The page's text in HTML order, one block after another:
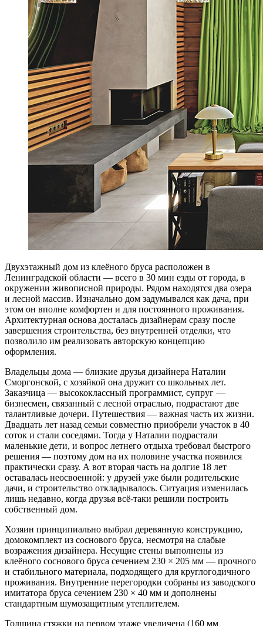
Двухэтажный дом из клеёного бруса расположен в
Ленинградской области — всего в 30 мин езды от города, в
окружении живописной природы. Рядом находятся два озера
и лесной массив. Изначально дом задумывался как дача, при
этом он вполне комфортен и для постоянного проживания.
Архитектурная основа досталась дизайнерам сразу после
завершения строительства, без внутренней отделки, что
позволило им реализовать авторскую концепцию
оформления.
Владельцы дома — близкие друзья дизайнера Наталии
Сморгонской, с хозяйкой она дружит со школьных лет.
Заказчица — высококлассный программист, супруг —
бизнесмен, связанный с лесной отраслью, подрастают две
талантливые дочери. Путешествия — важная часть их жизни.
Двадцать лет назад семьи совместно приобрели участок в 40
соток и стали соседями. Тогда у Наталии подрастали
маленькие дети, и вопрос летнего отдыха требовал быстрого
решения — поэтому дом на их половине участка появился
практически сразу. А вот вторая часть на долгие 18 лет
оставалась неосвоенной: у друзей уже были родительские
дачи, и строительство откладывалось. Ситуация изменилась
лишь недавно, когда друзья всё-таки решили построить
собственный дом.
Хозяин принципиально выбрал деревянную конструкцию,
домокомплект из соснового бруса, несмотря на слабые
возражения дизайнера. Несущие стены выполнены из
клеёного соснового бруса сечением 230 × 205 мм — прочного
и стабильного материала, подходящего для круглогодичного
проживания. Внутренние перегородки собраны из заводского
имитатора бруса сечением 230 × 40 мм и дополнены
стандартным шумозащитным утеплителем.
Толщина стяжки на первом этаже увеличена (160 мм